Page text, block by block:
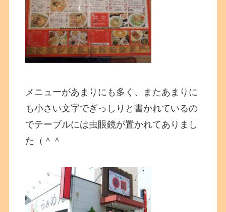
メニューがあまりにも多く、またあまりに
も小さい文字でぎっしりと書かれているの
でテーブルには虫眼鏡が置かれてありまし
た（＾＾